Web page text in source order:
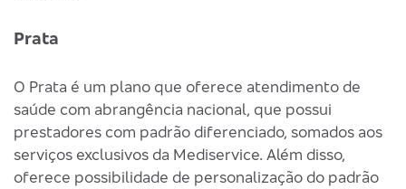
Prata
O Prata é um plano que oferece atendimento de
saúde com abrangência nacional, que possui
prestadores com padrão diferenciado, somados aos
serviços exclusivos da Mediservice. Além disso,
oferece possibilidade de personalização do padrão